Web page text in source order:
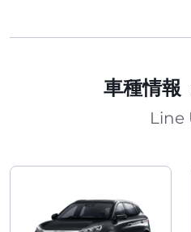
車種情報
Line